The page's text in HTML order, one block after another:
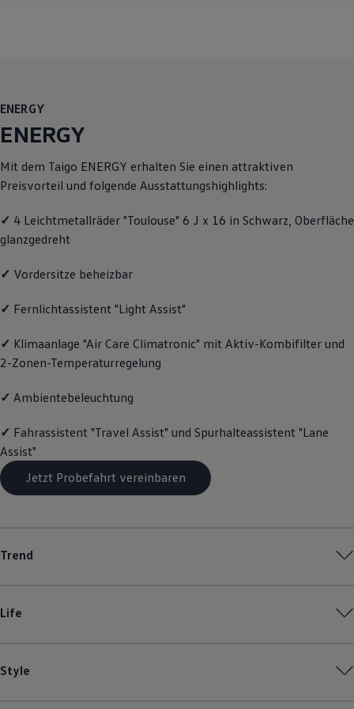
Wallbox und Ladekabel
Digitale Extras
Dienste für Ihr Modell finden
Handy und Fahrzeug verbinden
Vorgängermodelle
Kundeninformationen
Warn- und Kontrollleuchten
Digitale Betriebsanleitung
Magazin
Transport
Elektromobilität
Volkswagen R
Volkswagen Kundenbetreuung
ENERGY
ENERGY
Mit dem Taigo ENERGY erhalten Sie einen attraktiven
Preisvorteil und folgende Ausstattungshighlights:
✓ 4 Leichtmetallräder "Toulouse" 6 J x 16 in Schwarz, Oberfläche
glanzgedreht
✓ Vordersitze beheizbar
✓ Fernlichtassistent "Light Assist"
✓ Klimaanlage "Air Care Climatronic" mit Aktiv-Kombifilter und
2-Zonen-Temperaturregelung
✓ Ambientebeleuchtung
✓ Fahrassistent "Travel Assist" und Spurhalteassistent "Lane
Assist"
Jetzt Probefahrt vereinbaren
Trend
Life
Style